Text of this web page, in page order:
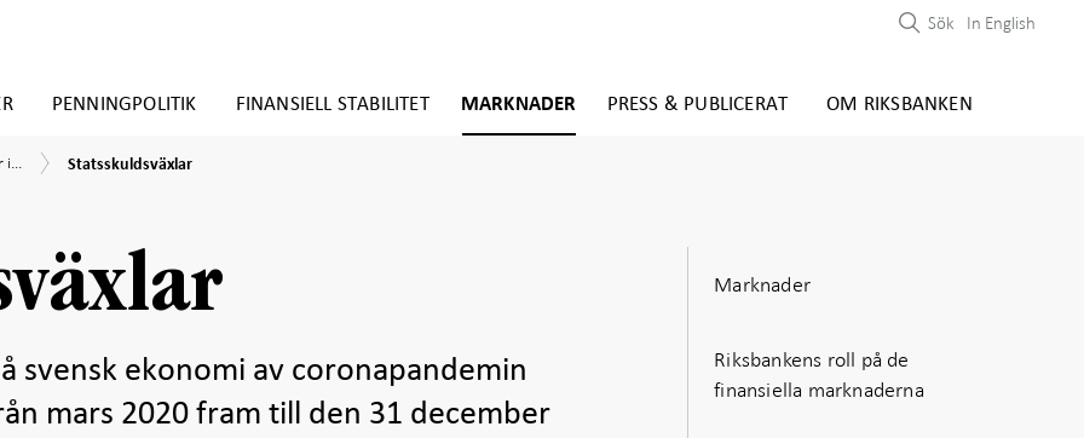
PENNINGPOLITIK FINANSIELL STABILITET MARKNADER PRESS & PUBLICERAT OM RIKSBANKEN
Sök In English
i... Statsskuldsväxlar
Statsskuldsväxlar
svensk ekonomi av coronapandemin
mars 2020 fram till den 31 december
Marknader
Riksbankens roll på de
finansiella marknaderna